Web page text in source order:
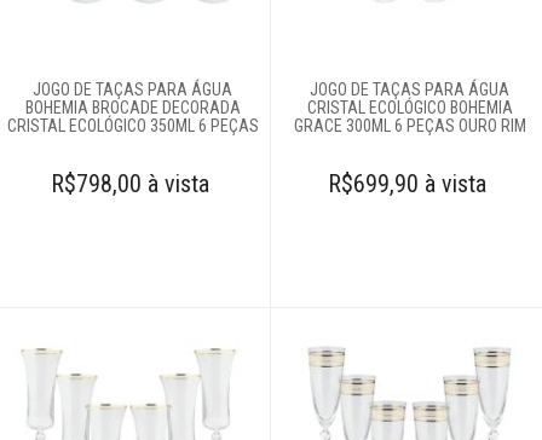
JOGO DE TAÇAS PARA ÁGUA
BOHEMIA BROCADE DECORADA
CRISTAL ECOLÓGICO 350ML 6 PEÇAS
R$798,00 à vista
JOGO DE TAÇAS PARA ÁGUA
CRISTAL ECOLÓGICO BOHEMIA
GRACE 300ML 6 PEÇAS OURO RIM
R$699,90 à vista